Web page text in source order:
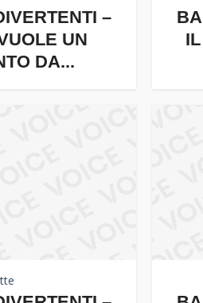
–
UN
DA...